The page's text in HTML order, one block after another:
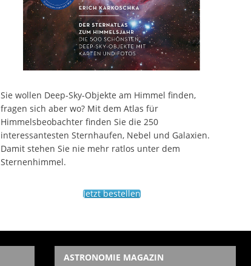
Sie wollen Deep-Sky-Objekte am Himmel finden,
fragen sich aber wo? Mit dem Atlas für
Himmelsbeobachter finden Sie die 250
interessantesten Sternhaufen, Nebel und Galaxien.
Damit stehen Sie nie mehr ratlos unter dem
Sternenhimmel.
Jetzt bestellen
ASTRONOMIE MAGAZIN